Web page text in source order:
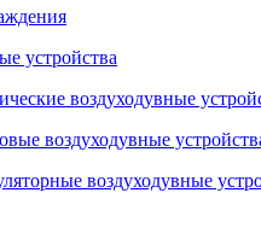
устройства
воздуходувные
воздуходувные
воздуходувные